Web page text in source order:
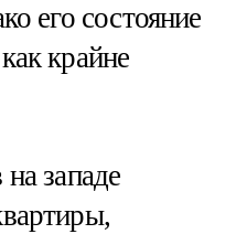
его состояние
крайне
западе